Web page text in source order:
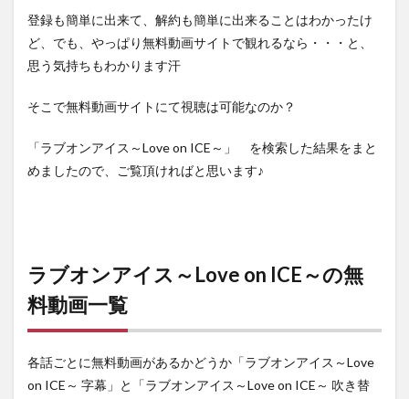
登録も簡単に出来て、解約も簡単に出来ることはわかったけ
ど、でも、やっぱり無料動画サイトで観れるなら・・・と、
思う気持ちもわかります汗
そこで無料動画サイトにて視聴は可能なのか？
「ラブオンアイス～Love on ICE～」 を検索した結果をまと
めましたので、ご覧頂ければと思います♪
ラブオンアイス～Love on ICE～の無
料動画一覧
各話ごとに無料動画があるかどうか「ラブオンアイス～Love
on ICE～ 字幕」と「ラブオンアイス～Love on ICE～ 吹き替